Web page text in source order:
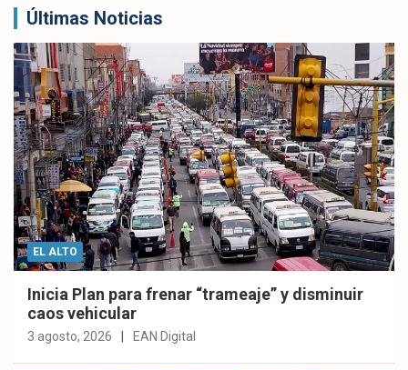
Últimas Noticias
EL ALTO
Inicia Plan para frenar “trameaje” y disminuir
caos vehicular
3 agosto, 2026 EAN Digital